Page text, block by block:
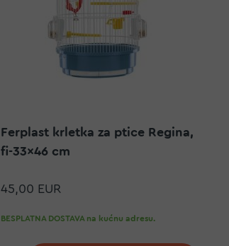
Ferplast krletka za ptice Regina,
fi-33x46 cm
45,00 EUR
BESPLATNA DOSTAVA na kućnu adresu.